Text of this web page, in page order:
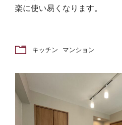
楽に使い易くなります。
キッチン マンション